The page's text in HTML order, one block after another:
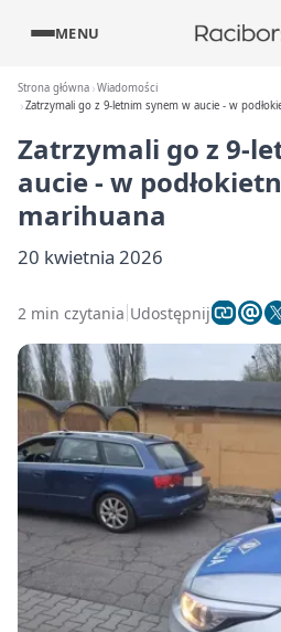
MENU
Strona główna Wiadomości
Zatrzymali go z 9-letnim synem w aucie - w
Zatrzymali go z 9-
aucie - w
marihuana
20 kwietnia 2026
2 min czytania Udostępnij